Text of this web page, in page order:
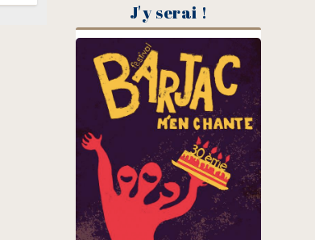
J'y serai !